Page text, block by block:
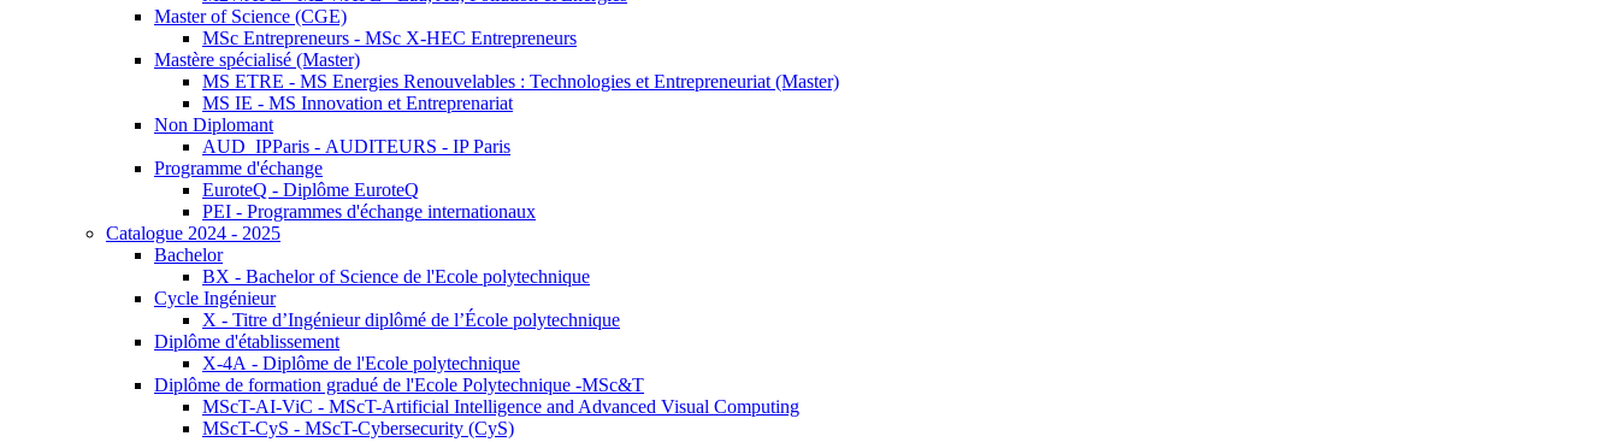
Master of Science (CGE)
MSc Entrepreneurs - MSc X-HEC Entrepreneurs
Mastère spécialisé (Master)
MS ETRE - MS Energies Renouvelables : Technologies et Entrepreneuriat (Master)
MS IE - MS Innovation et Entreprenariat
Non Diplomant
AUD_IPParis - AUDITEURS - IP Paris
Programme d'échange
EuroteQ - Diplôme EuroteQ
PEI - Programmes d'échange internationaux
Catalogue 2024 - 2025
Bachelor
BX - Bachelor of Science de l'Ecole polytechnique
Cycle Ingénieur
X - Titre d’Ingénieur diplômé de l’École polytechnique
Diplôme d'établissement
X-4A - Diplôme de l'Ecole polytechnique
Diplôme de formation gradué de l'Ecole Polytechnique -MSc&T
MScT-AI-ViC - MScT-Artificial Intelligence and Advanced Visual Computing
MScT-CyS - MScT-Cybersecurity (CyS)